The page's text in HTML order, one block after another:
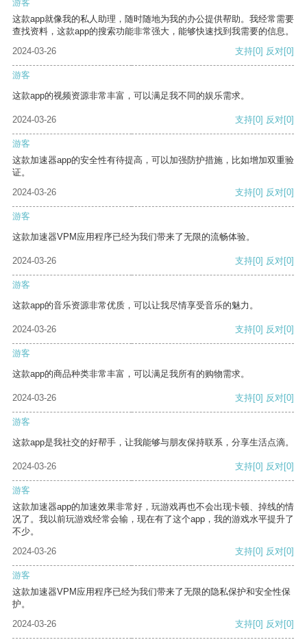
游客
这款app就像我的私人助理，随时随地为我的办公提供帮助。我经常需要
查找资料，这款app的搜索功能非常强大，能够快速找到我需要的信息。
2024-03-26
支持[0] 反对[0]
游客
这款app的视频资源非常丰富，可以满足我不同的娱乐需求。
2024-03-26 支持[0] 反对[0]
游客
这款加速器app的安全性有待提高，可以加强防护措施，比如增加双重验
证。
2024-03-26
支持[0] 反对[0]
游客
这款加速器VPM应用程序已经为我们带来了无限的流畅体验。
2024-03-26 支持[0] 反对[0]
游客
这款app的音乐资源非常优质，可以让我尽情享受音乐的魅力。
2024-03-26 支持[0] 反对[0]
游客
这款app的商品种类非常丰富，可以满足我所有的购物需求。
2024-03-26 支持[0] 反对[0]
游客
这款app是我社交的好帮手，让我能够与朋友保持联系，分享生活点滴。
2024-03-26 支持[0] 反对[0]
游客
这款加速器app的加速效果非常好，玩游戏再也不会出现卡顿、掉线的情
况了。我以前玩游戏经常会输，现在有了这个app，我的游戏水平提升了
不少。
2024-03-26
支持[0] 反对[0]
游客
这款加速器VPM应用程序已经为我们带来了无限的隐私保护和安全性保
护。
2024-03-26
支持[0] 反对[0]